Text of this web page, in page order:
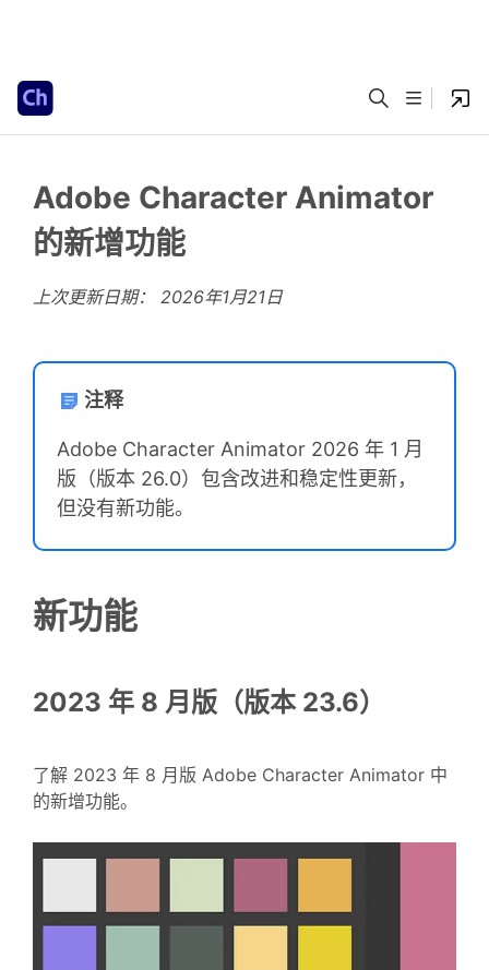
Adobe Character Animator
的新增功能
上次更新日期： 2026年1月21日
注释
Adobe Character Animator 2026 年 1 月
版（版本 26.0）包含改进和稳定性更新，
但没有新功能。
新功能
2023 年 8 月版（版本 23.6）
了解 2023 年 8 月版 Adobe Character Animator 中
的新增功能。